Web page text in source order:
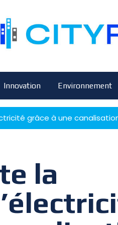
Innovation Environnement
grâce à une
la